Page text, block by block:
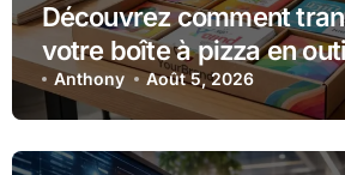
Découvrez comment
votre boîte à pizza en
unique
Anthony Août 5, 2026